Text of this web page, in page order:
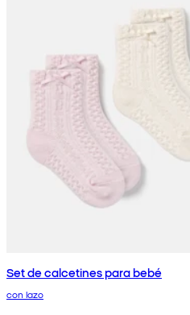
Set de calcetines para bebé
con lazo